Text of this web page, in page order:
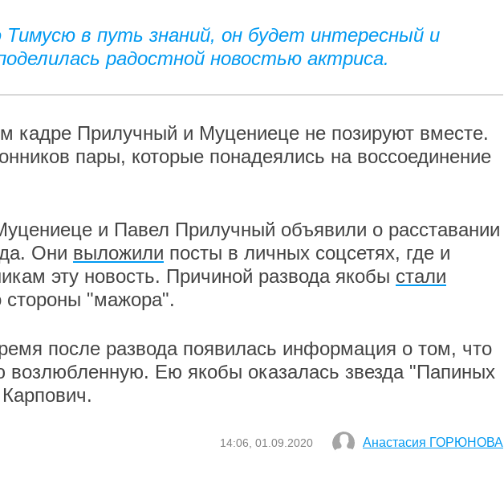
в путь знаний, он будет интересный и
радостной новостью актриса.
кадре Прилучный и Муцениеце не позируют вместе.
пары, которые понадеялись на воссоединение
и Павел Прилучный объявили о расставании
Они выложили посты в личных соцсетях, где и
эту новость. Причиной развода якобы стали
стороны "мажора".
после развода появилась информация о том, что
возлюбленную. Ею якобы оказалась звезда "Папиных
14:06, 01.09.2020 Анастасия ГОРЮНОВА